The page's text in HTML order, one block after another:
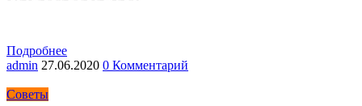
Подробнее
admin 27.06.2020 0 Комментарий
Советы